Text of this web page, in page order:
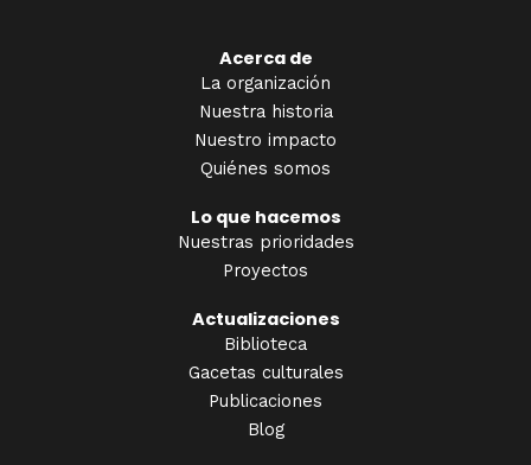
Acerca de
La organización
Nuestra historia
Nuestro impacto
Quiénes somos
Lo que hacemos
Nuestras prioridades
Proyectos
Actualizaciones
Biblioteca
Gacetas culturales
Publicaciones
Blog